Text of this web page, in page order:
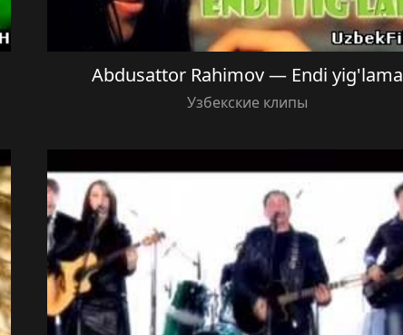
Abdusattor Rahimov — Endi yig'lama
Узбекские клипы